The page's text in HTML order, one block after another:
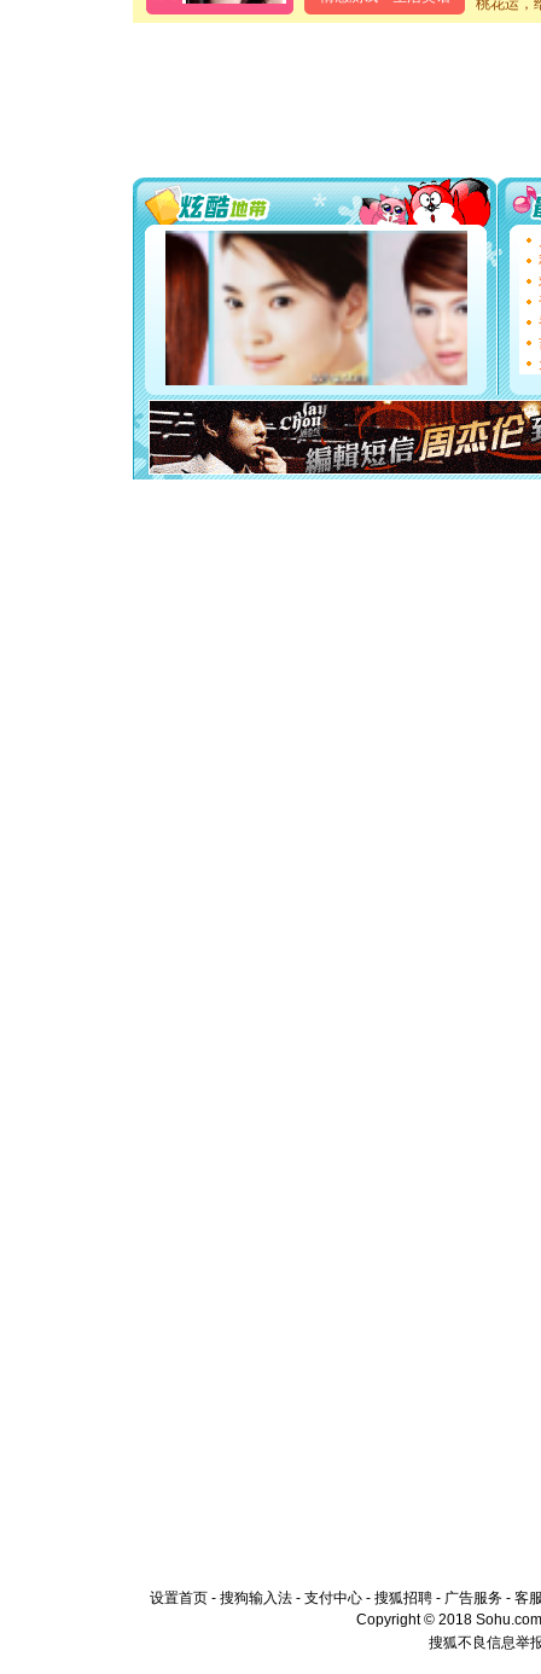
卖了。水
你太多，
要平安
[圣诞节]
能正大
都要快乐
[圣诞节]
如意,快
[元旦]
看
断电。
你是我
[元旦]
起；二是
离。水晶
[元旦]当
泣，这痛
桃花运，
设置首页 - 搜狗输入法 - 支付中心 - 搜狐招聘 - 广告服务 - 客
Copyright © 2018
搜狐不良信息举